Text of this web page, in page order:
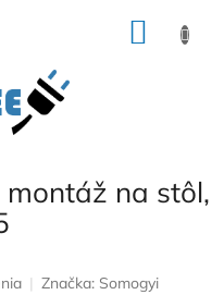
montáž na stôl,
Značka: Somogyi